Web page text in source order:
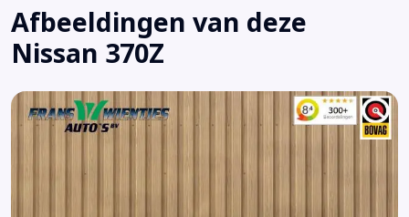
Brake Assist System
Buitenspiegels elektrisch inklapbaar
Buitenspiegels elektrisch verstelbaar
Buitenspiegels verwarmbaar
Bumpers in carrosseriekleur
Centrale Deurvergrendeling Afstand Bediend
Afbeeldingen van deze
Nissan 370Z